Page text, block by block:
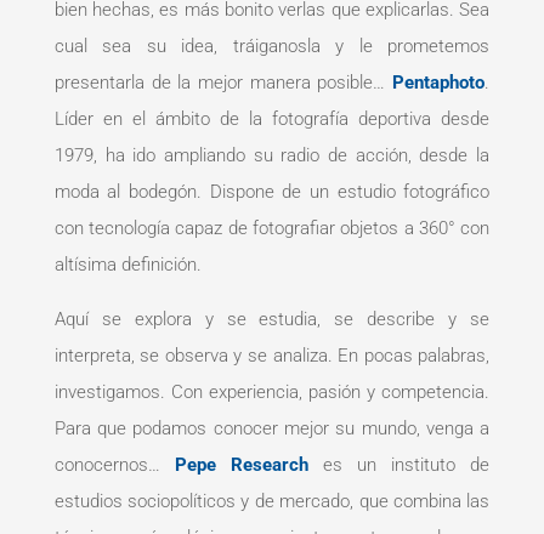
bien hechas, es más bonito verlas que explicarlas. Sea
cual sea su idea, tráiganosla y le prometemos
presentarla de la mejor manera posible… Pentaphoto.
Líder en el ámbito de la fotografía deportiva desde
1979, ha ido ampliando su radio de acción, desde la
moda al bodegón. Dispone de un estudio fotográfico
con tecnología capaz de fotografiar objetos a 360° con
altísima definición.
Aquí se explora y se estudia, se describe y se
interpreta, se observa y se analiza. En pocas palabras,
investigamos. Con experiencia, pasión y competencia.
Para que podamos conocer mejor su mundo, venga a
conocernos… Pepe Researches un instituto de
estudios sociopolíticos y de mercado, que combina las